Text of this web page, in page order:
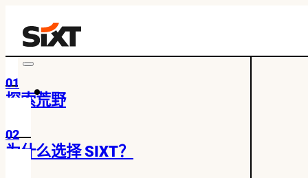
01
探索荒野
02
为什么选择 SIXT？